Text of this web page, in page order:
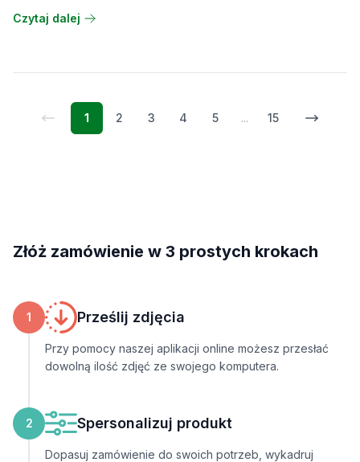
dobrych zdjęć i odpowiedni album, żeby te
album sprawia, że wracamy do tych momentów
folderach na dysku.
Czytaj dalej
Poprzednia strona
1 2 3 4 5 ... 15
Złóż zamówienie w 3 prostych krokach
1 Prześlij zdjęcia
Przy pomocy naszej aplikacji online możesz przesłać
dowolną ilość zdjęć ze swojego komputera.
2 Spersonalizuj produkt
Dopasuj zamówienie do swoich potrzeb, wykadruj